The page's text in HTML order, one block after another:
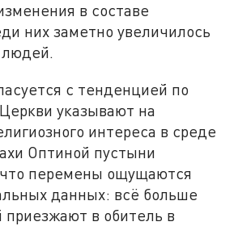
в составе
них заметно увеличилось
с тенденцией по
указывают на
интереса в среде
Оптиной пустыни
перемены ощущаются
данных: всё больше
в обитель в